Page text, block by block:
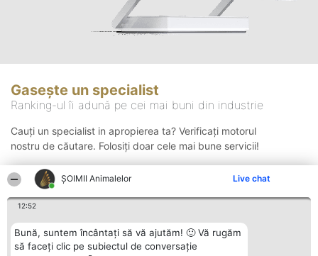
ŞOIMII Animalelor Live chat
12:52
Bună, suntem încântați să vă ajutăm! 🙂 Vă rugăm
să faceți clic pe subiectul de conversație
Gasește un specialist
Ranking-ul îi adună pe cei mai buni din industrie
Cauți un specialist in apropierea ta? Verificați motorul
nostru de căutare. Folosiți doar cele mai bune servicii!